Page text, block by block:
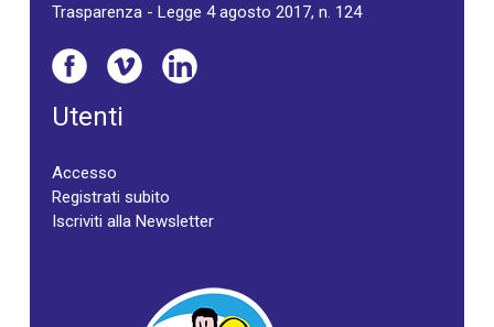
Trasparenza - Legge 4 agosto 2017, n. 124
Utenti
Accesso
Registrati subito
Iscriviti alla Newsletter